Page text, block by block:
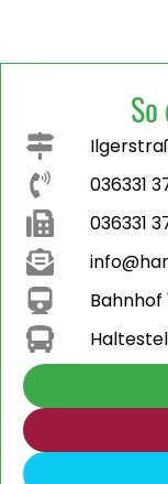
036331
036331
Bahnhof